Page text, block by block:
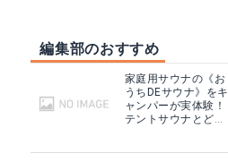
編集部のおすすめ
家庭用サウナの《お
うちDEサウナ》をキ
ャンパーが実体験！
テントサウナとどこ